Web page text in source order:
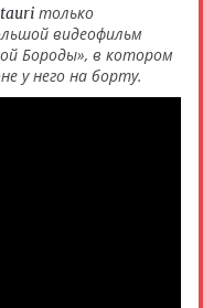
только
видеофильм
Бороды», в котором
у него на борту.